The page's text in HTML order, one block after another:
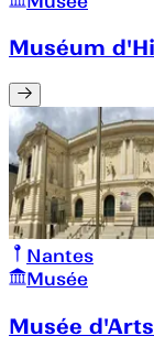
Muséum
Nantes
Musée
Musée